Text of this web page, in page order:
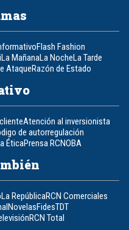
Flash Fashion
La MañanaLa NocheLa Tarde
AtaqueRazón de Estado
Atención al inversionista
de autorregulación
ÉticaPrensa RCNOBA
La RepúblicaRCN Comerciales
NovelasFidesTDT
RCN Total